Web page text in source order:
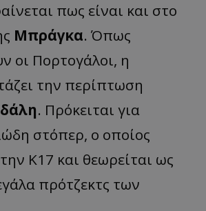
πως είναι και στο
Μπράγκα. Όπως
οι Πορτογάλοι, η
την περίπτωση
. Πρόκειται για
στόπερ, ο οποίος
Κ17 και θεωρείται ως
πρότζεκτς των